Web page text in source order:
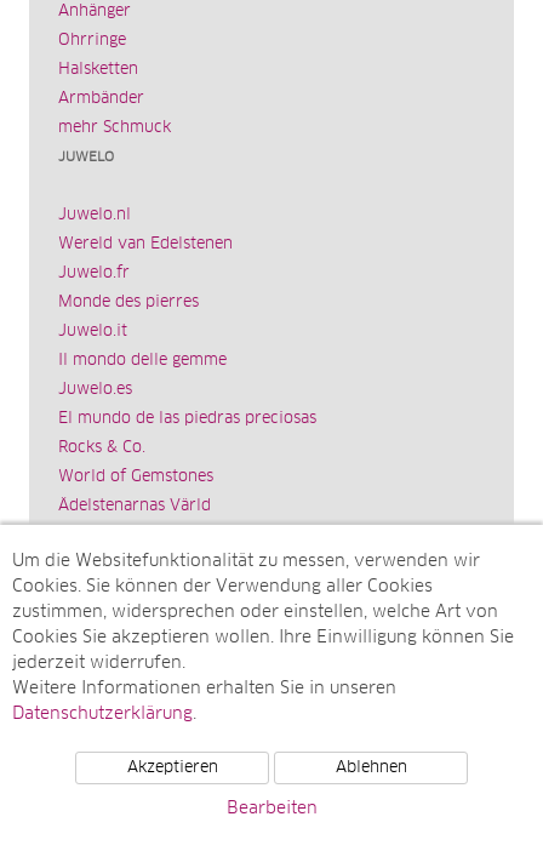
Anhänger
Ohrringe
Halsketten
Armbänder
mehr Schmuck
JUWELO
Juwelo.nl
Wereld van Edelstenen
Juwelo.fr
Monde des pierres
Juwelo.it
Il mondo delle gemme
Juwelo.es
El mundo de las piedras preciosas
Rocks & Co.
World of Gemstones
Ädelstenarnas Värld
Impressum
SITEMAP
Monatsarchive
Top-Artikel
© Juwelo Deutschland GmbH (ein Tochterunternehmen der
Um die Websitefunktionalität zu messen, verwenden wir
Cookies. Sie können der Verwendung aller Cookies
zustimmen, widersprechen oder einstellen, welche Art von
Cookies Sie akzeptieren wollen. Ihre Einwilligung können Sie
jederzeit widerrufen.
Weitere Informationen erhalten Sie in unseren
Datenschutzerklärung.
Akzeptieren Ablehnen
Bearbeiten